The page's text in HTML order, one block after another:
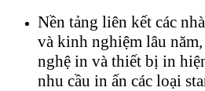
Nền tảng liên kết các
và kinh nghiệm lâu
nghệ in và thiết bị in
nhu cầu in ấn các loại